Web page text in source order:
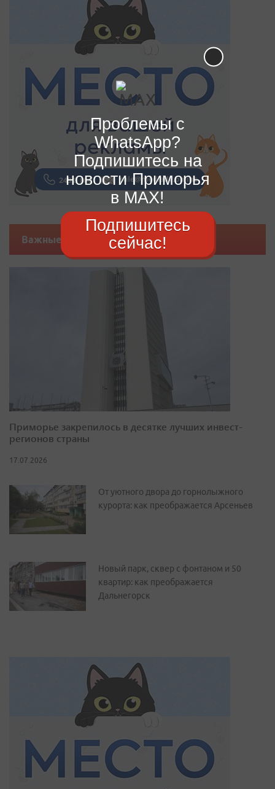
Важные новости
Приморье закрепилось в десятке лучших инвест-
регионов страны
17.07.2026
От уютного двора до горнолыжного
курорта: как преображается Арсеньев
Новый парк, сквер с фонтаном и 50
квартир: как преображается
Дальнегорск
Проблемы с
WhatsApp?
Подпишитесь на
новости Приморья
в MAX!
Подпишитесь
сейчас!